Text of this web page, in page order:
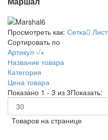
Просмотреть как: Сетка
Лист
Сортировать по
Артикул -/+
Название товара
Категория
Цена товара
Показано 1 - 3 из 3Показать:
Товаров на странице